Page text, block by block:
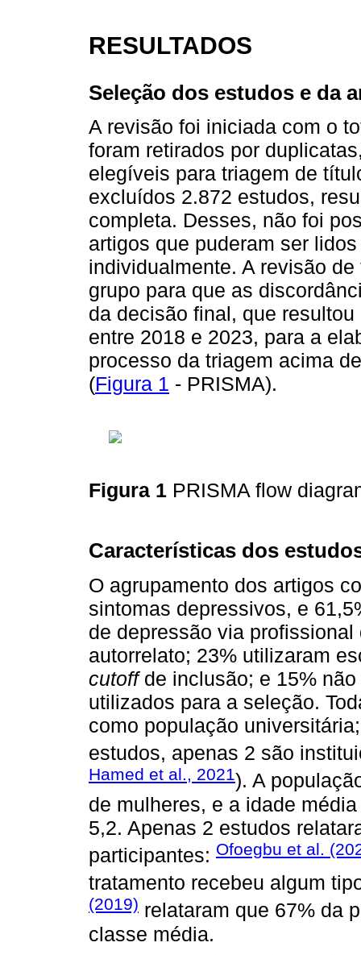
RESULTADOS
Seleção dos estudos e da
A revisão foi iniciada com o
foram retirados por
elegíveis para triagem de
excluídos 2.872 estudos,
completa. Desses, não foi
artigos que puderam ser
individualmente. A revisão
grupo para que as
da decisão final, que
entre 2018 e 2023, para a
processo da triagem acima
(Figura 1 - PRISMA).
Figura 1 PRISMA flow
Características dos
O agrupamento dos artigos
sintomas depressivos, e
de depressão via
autorrelato; 23% utilizaram
cutoffde inclusão; e 15%
utilizados para a seleção.
como população
estudos, apenas 2 são
Hamed et al., 2021). A
de mulheres, e a idade
5,2. Apenas 2 estudos
participantes: Ofoegbu et al.
tratamento recebeu algum
(2019) relataram que 67% da
classe média.